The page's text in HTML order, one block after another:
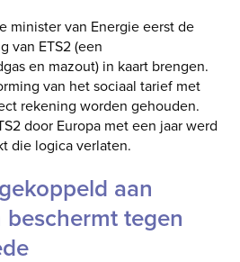
minister van Energie eerst de
van ETS2 (een
en mazout) in kaart brengen.
van het sociaal tarief met
rekening worden gehouden.
door Europa met een jaar werd
die logica verlaten.
aan
tegen